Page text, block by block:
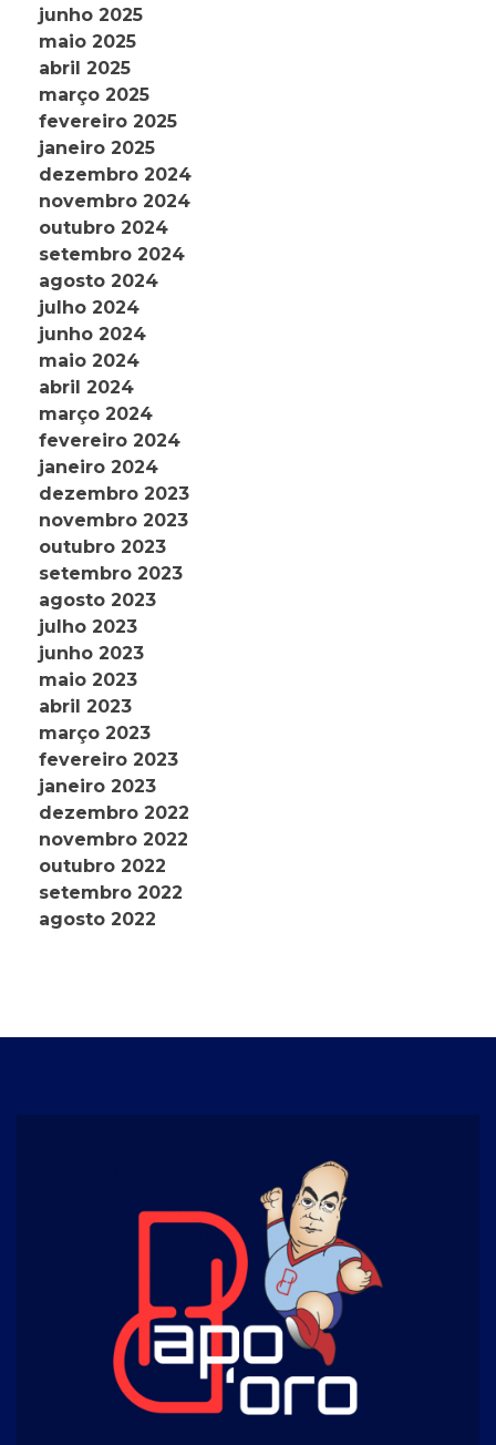
junho 2025
maio 2025
abril 2025
março 2025
fevereiro 2025
janeiro 2025
dezembro 2024
novembro 2024
outubro 2024
setembro 2024
agosto 2024
julho 2024
junho 2024
maio 2024
abril 2024
março 2024
fevereiro 2024
janeiro 2024
dezembro 2023
novembro 2023
outubro 2023
setembro 2023
agosto 2023
julho 2023
junho 2023
maio 2023
abril 2023
março 2023
fevereiro 2023
janeiro 2023
dezembro 2022
novembro 2022
outubro 2022
setembro 2022
agosto 2022